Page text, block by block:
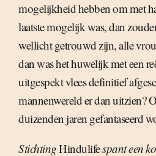
mogelijkheid hebben om met
laatste mogelijk was, dan
wellicht getrouwd zijn, alle
dan was het huwelijk met een
uitgespekt vlees definitief
mannenwereld er dan uitzien?
duizenden jaren gefantaseerd
StichtingHindulifespant een